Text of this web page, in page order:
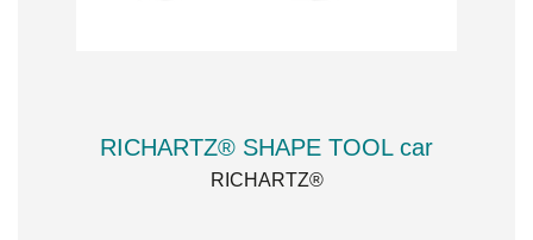
RICHARTZ® SHAPE TOOL car
RICHARTZ®